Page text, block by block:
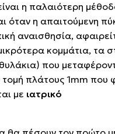
η παλαιότερη
όταν η απαιτούμενη
αναισθησία,
κομμάτια, τα
που
πλάτους 1mm που
με ιατρικό